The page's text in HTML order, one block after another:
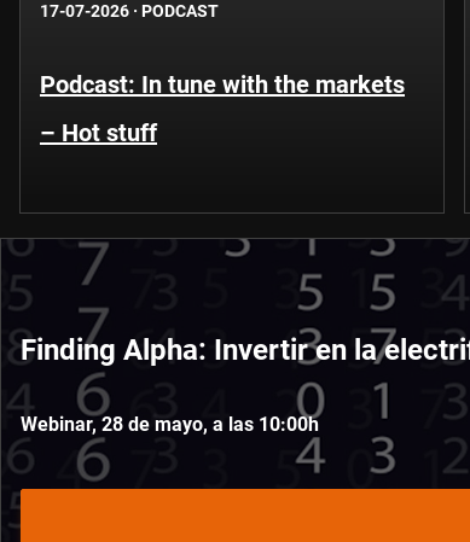
17-07-2026 · PODCAST
Podcast: In tune with the markets
– Hot stuff
Finding Alpha: Invertir en la
Webinar, 28 de mayo, a las 10:00h